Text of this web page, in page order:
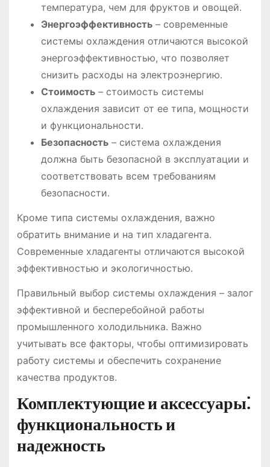
температура, чем для фруктов и овощей․
Энергоэффективность– современные
системы охлаждения отличаются высокой
энергоэффективностью, что позволяет
снизить расходы на электроэнергию․
Стоимость– стоимость системы
охлаждения зависит от ее типа, мощности
и функциональности․
Безопасность– система охлаждения
должна быть безопасной в эксплуатации и
соответствовать всем требованиям
безопасности․
Кроме типа системы охлаждения, важно
обратить внимание и на тип хладагента․
Современные хладагенты отличаются высокой
эффективностью и экологичностью․
Правильный выбор системы охлаждения – залог
эффективной и бесперебойной работы
промышленного холодильника․ Важно
учитывать все факторы, чтобы оптимизировать
работу системы и обеспечить сохранение
качества продуктов․
Комплектующие и аксессуары⁚
функциональность и
надежность